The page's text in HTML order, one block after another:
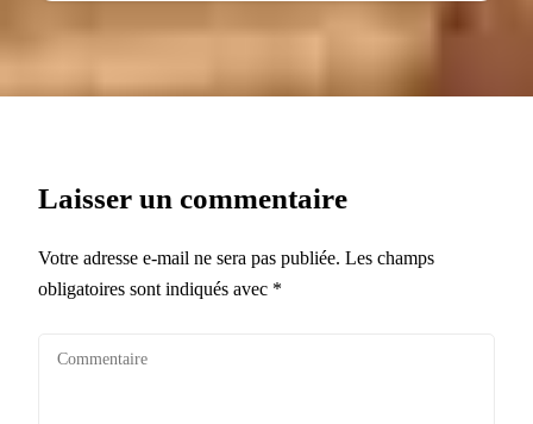
Laisser un commentaire
Votre adresse e-mail ne sera pas publiée. Les champs
obligatoires sont indiqués avec *